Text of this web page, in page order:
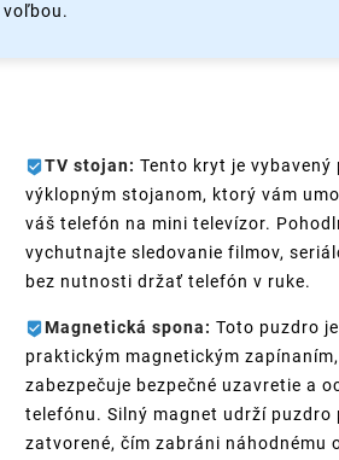
voľbou.
TV stojan: Tento kryt je vybavený
výklopným stojanom, ktorý vám
váš telefón na mini televízor.
vychutnajte sledovanie filmov,
bez nutnosti držať telefón v ruke.
Magnetická spona: Toto puzdro
praktickým magnetickým
zabezpečuje bezpečné uzavretie a
telefónu. Silný magnet udrží puzdro
zatvorené, čím zabráni náhodnému